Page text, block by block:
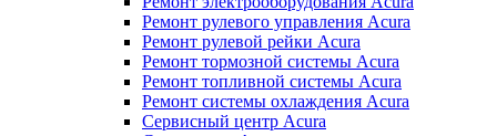
Ремонт рулевого управления Acura
Ремонт рулевой рейки Acura
Ремонт тормозной системы Acura
Ремонт топливной системы Acura
Ремонт системы охлаждения Acura
Сервисный центр Acura